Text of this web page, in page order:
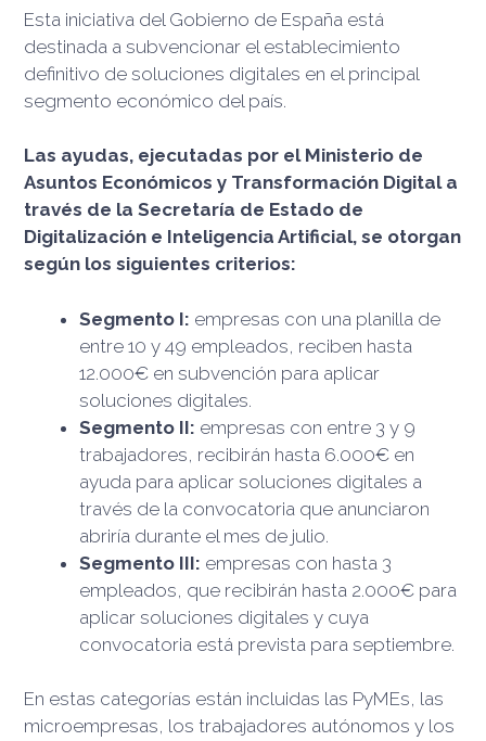
Esta iniciativa del Gobierno de España está
destinada a subvencionar el establecimiento
definitivo de soluciones digitales en el principal
segmento económico del país.
Las ayudas, ejecutadas por el Ministerio de
Asuntos Económicos y Transformación Digital a
través de la Secretaría de Estado de
Digitalización e Inteligencia Artificial, se otorgan
según los siguientes criterios:
Segmento I: empresas con una planilla de
entre 10 y 49 empleados, reciben hasta
12.000€ en subvención para aplicar
soluciones digitales.
Segmento II: empresas con entre 3 y 9
trabajadores, recibirán hasta 6.000€ en
ayuda para aplicar soluciones digitales a
través de la convocatoria que anunciaron
abriría durante el mes de julio.
Segmento III: empresas con hasta 3
empleados, que recibirán hasta 2.000€ para
aplicar soluciones digitales y cuya
convocatoria está prevista para septiembre.
En estas categorías están incluidas las PyMEs, las
microempresas, los trabajadores autónomos y los